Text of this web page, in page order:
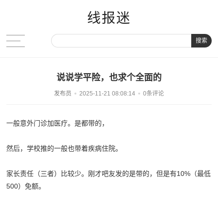
线报迷
搜索
说说学平险，也求个全面的
发布员 2025-11-21 08:08:14 0条评论
一般意外门诊加医疗。是都带的，
然后，学校推的一般也带着疾病住院。
家长责任（三者）比较少。刚才吧友发的是带的，但是有10%（最低
500）免额。